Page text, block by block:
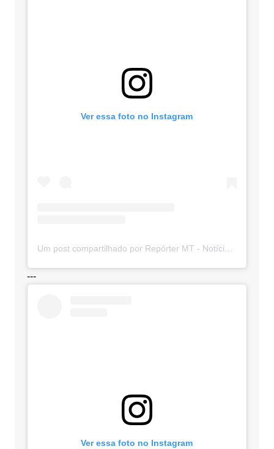
Ver essa foto no Instagram
Um post compartilhado por Repórter MT - Notícias de MT (@sitereportermt)
---
Ver essa foto no Instagram